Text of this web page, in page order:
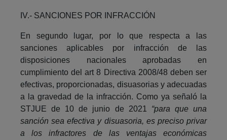
IV.- SANCIONES POR INFRACCIÓN
En segundo lugar, por lo que respecta a las
sanciones aplicables por infracción de las
disposiciones nacionales aprobadas en
cumplimiento del art 8 Directiva 2008/48 deben ser
efectivas, proporcionadas, disuasorias y adecuadas
a la gravedad de la infracción. Como ya señaló la
STJUE de 10 de junio de 2021
“para que una
sanción sea efectiva y disuasoria, es preciso privar
a los infractores de las ventajas económicas